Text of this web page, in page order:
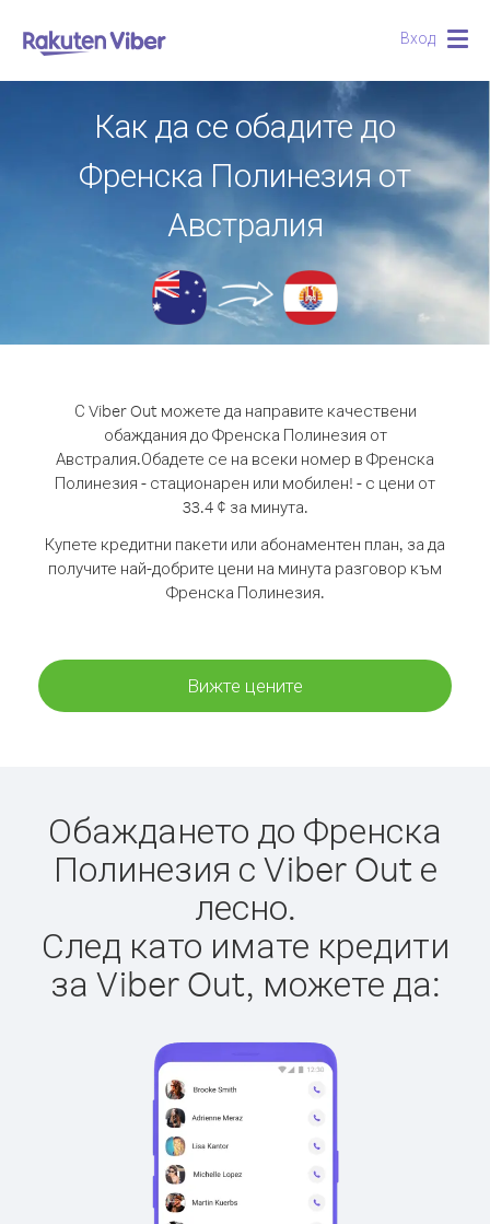
Вход
Как да се обадите до
Френска Полинезия от
Австралия
С Viber Out можете да направите качествени
обаждания до Френска Полинезия от
Австралия.Обадете се на всеки номер в Френска
Полинезия - стационарен или мобилен! - с цени от
33.4 ¢ за минута.
Купете кредитни пакети или абонаментен план, за да
получите най-добрите цени на минута разговор към
Френска Полинезия.
Вижте цените
Обаждането до Френска
Полинезия с Viber Out е
лесно.
След като имате кредити
за Viber Out, можете да: